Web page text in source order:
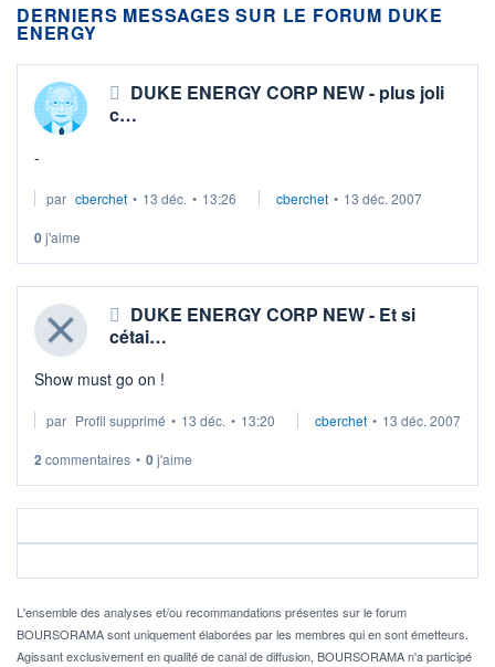
DERNIERS MESSAGES SUR LE FORUM DUKE
ENERGY
DUKE ENERGY CORP NEW - plus joli
c…
-
par cberchet • 13 déc. • 13:26 cberchet • 13 déc. 2007
0j'aime
DUKE ENERGY CORP NEW - Et si
cétai…
Show must go on !
par Profil supprimé • 13 déc. • 13:20 cberchet • 13 déc. 2007
2 commentaires • 0j'aime
L'ensemble des analyses et/ou recommandations présentes sur le forum
BOURSORAMA sont uniquement élaborées par les membres qui en sont émetteurs.
Agissant exclusivement en qualité de canal de diffusion, BOURSORAMA n'a participé